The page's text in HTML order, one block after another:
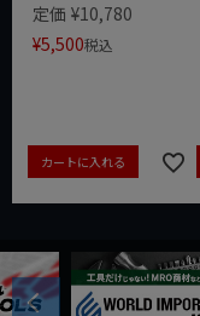
定価 ¥10,780
¥5,500税込
カートに入れる
Previous